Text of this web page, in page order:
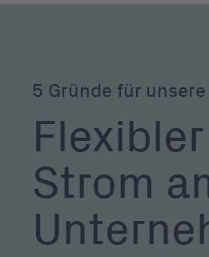
5 Gründe für
Strom